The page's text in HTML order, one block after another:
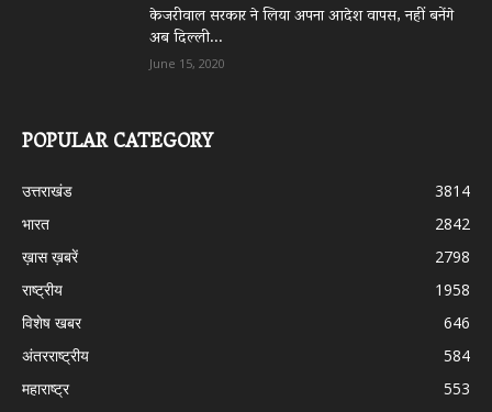
केजरीवाल सरकार ने लिया अपना आदेश वापस, नहीं बनेंगे
अब दिल्ली...
June 15, 2020
POPULAR CATEGORY
उत्तराखंड
3814
भारत
2842
ख़ास ख़बरें
2798
राष्ट्रीय
1958
विशेष खबर
646
अंतरराष्ट्रीय
584
महाराष्ट्र
553